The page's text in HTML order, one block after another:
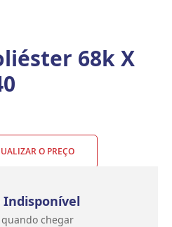
68k X
O PREÇO
Indisponível
chegar